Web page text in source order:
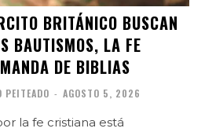
BRITÁNICO BUSCAN
BAUTISMOS, LA FE
DE BIBLIAS
PEITEADO - AGOSTO 5, 2026
la fe cristiana está